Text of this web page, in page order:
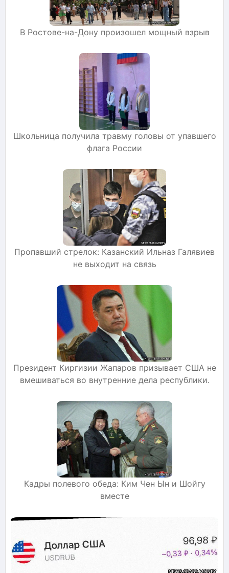
В Ростове-на-Дону произошел мощный взрыв
Школьница получила травму головы от упавшего
флага России
Пропавший стрелок: Казанский Ильназ Галявиев
не выходит на связь
Президент Киргизии Жапаров призывает США не
вмешиваться во внутренние дела республики.
Кадры полевого обеда: Ким Чен Ын и Шойгу
вместе